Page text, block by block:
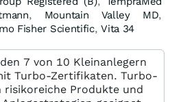
, Mountain Valley MD,
Fisher Scientific,Vita 34
7 von 10 Kleinanlegern
Turbo-Zertifikaten. Turbo-
Produkte und